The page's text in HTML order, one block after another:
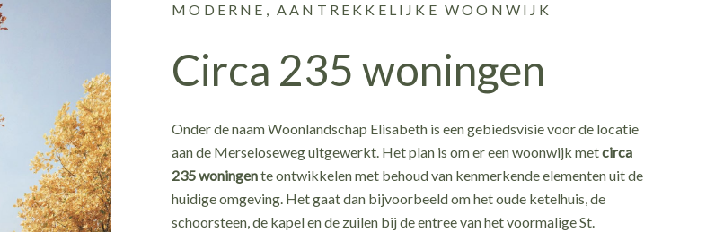
MODERNE, AANTREKKELIJKE WOONWIJK
Circa 235 woningen
Onder de naam Woonlandschap Elisabeth is een gebiedsvisie voor de locatie
aan de Merseloseweg uitgewerkt. Het plan is om er een woonwijk metcirca
235 woningente ontwikkelen met behoud van kenmerkende elementen uit de
huidige omgeving. Het gaat dan bijvoorbeeld om het oude ketelhuis, de
schoorsteen, de kapel en de zuilen bij de entree van het voormalige St.